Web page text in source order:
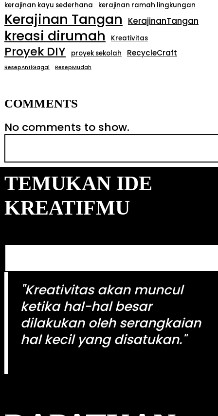
kerajinan kayu sederhana
kerajinan ramah lingkungan
Kerajinan Tangan KerajinanTangan
kreasi dirumah Kreativitas
Proyek DIY proyek sekolah RecycleCraft
ResepAntiGagal ResepMudah
COMMENTS
No comments to show.
a
r
h
TEMUKAN IDE
KREATIFMU
"Kreativitas akan muncul
ketika hal-hal besar
dilakukan oleh serangkaian
hal kecil yang disatukan."